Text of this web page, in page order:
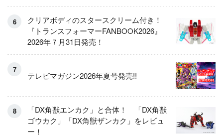
クリアボディのスタースクリーム付き！
『トランスフォーマーFANBOOK2026』
2026年７月31日発売！
テレビマガジン2026年夏号発売!!
「DX角獣エンカク」と合体！ 「DX角獣
ゴウカク」「DX角獣ザンカク」をレビュ
ー！